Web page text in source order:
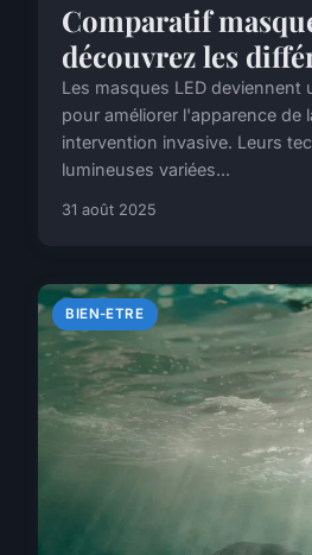
Comparatif
découvrez les
Les masques LED deviennent
pour améliorer l'apparence de
intervention invasive. Leurs
lumineuses variées...
31 août 2025
BIEN-ETRE